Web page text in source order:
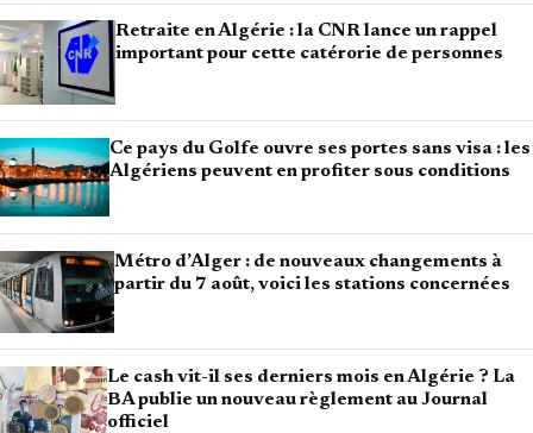
Retraite en Algérie : la CNR lance un rappel
important pour cette catérorie de personnes
Ce pays du Golfe ouvre ses portes sans visa : les
Algériens peuvent en profiter sous conditions
Métro d’Alger : de nouveaux changements à
partir du 7 août, voici les stations concernées
Le cash vit-il ses derniers mois en Algérie ? La
BA publie un nouveau règlement au Journal
officiel